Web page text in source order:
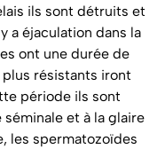
ils sont détruits et
a éjaculation dans la
ont une durée de
plus résistants iront
période ils sont
et à la glaire
les spermatozoïdes